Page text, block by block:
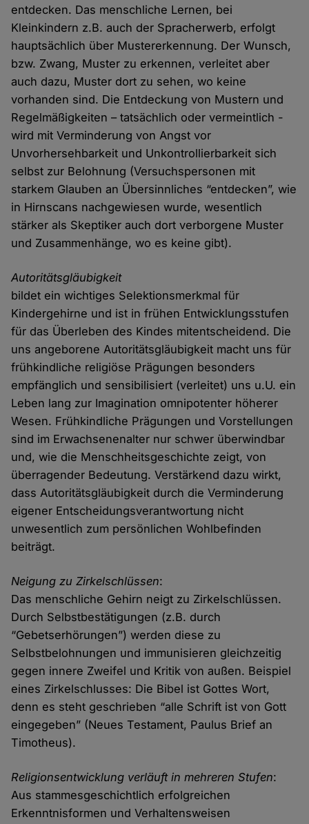
entdecken. Das menschliche Lernen, bei
Kleinkindern z.B. auch der Spracherwerb, erfolgt
hauptsächlich über Mustererkennung. Der Wunsch,
bzw. Zwang, Muster zu erkennen, verleitet aber
auch dazu, Muster dort zu sehen, wo keine
vorhanden sind. Die Entdeckung von Mustern und
Regelmäßigkeiten – tatsächlich oder vermeintlich -
wird mit Verminderung von Angst vor
Unvorhersehbarkeit und Unkontrollierbarkeit sich
selbst zur Belohnung (Versuchspersonen mit
starkem Glauben an Übersinnliches “entdecken”, wie
in Hirnscans nachgewiesen wurde, wesentlich
stärker als Skeptiker auch dort verborgene Muster
und Zusammenhänge, wo es keine gibt).
Autoritätsgläubigkeit
bildet ein wichtiges Selektionsmerkmal für
Kindergehirne und ist in frühen Entwicklungsstufen
für das Überleben des Kindes mitentscheidend. Die
uns angeborene Autoritätsgläubigkeit macht uns für
frühkindliche religiöse Prägungen besonders
empfänglich und sensibilisiert (verleitet) uns u.U. ein
Leben lang zur Imagination omnipotenter höherer
Wesen. Frühkindliche Prägungen und Vorstellungen
sind im Erwachsenenalter nur schwer überwindbar
und, wie die Menschheitsgeschichte zeigt, von
überragender Bedeutung. Verstärkend dazu wirkt,
dass Autoritätsgläubigkeit durch die Verminderung
eigener Entscheidungsverantwortung nicht
unwesentlich zum persönlichen Wohlbefinden
beiträgt.
Neigung zu Zirkelschlüssen:
Das menschliche Gehirn neigt zu Zirkelschlüssen.
Durch Selbstbestätigungen (z.B. durch
“Gebetserhörungen”) werden diese zu
Selbstbelohnungen und immunisieren gleichzeitig
gegen innere Zweifel und Kritik von außen. Beispiel
eines Zirkelschlusses: Die Bibel ist Gottes Wort,
denn es steht geschrieben “alle Schrift ist von Gott
eingegeben” (Neues Testament, Paulus Brief an
Timotheus).
Religionsentwicklung verläuft in mehreren Stufen:
Aus stammesgeschichtlich erfolgreichen
Erkenntnisformen und Verhaltensweisen